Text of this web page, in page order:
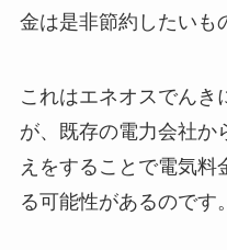
金は是非節約したいも
これはエネオスでんき
が、既存の電力会社か
えをすることで電気料
る可能性があるのです。